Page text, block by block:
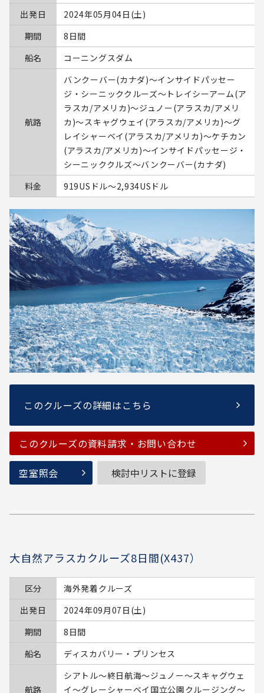
出発日
2024年05月04日(土)
期間
8日間
船名
コーニングスダム
航路
バンクーバー(カナダ)～インサイドパッセー
ジ・シーニッククルーズ～トレイシーアーム(ア
ラスカ/アメリカ)～ジュノー(アラスカ/アメリ
カ)～スキャグウェイ(アラスカ/アメリカ)～グ
レイシャーベイ(アラスカ/アメリカ)～ケチカン
(アラスカ/アメリカ)～インサイドパッセージ・
シーニッククルズ～バンクーバー(カナダ)
料金
919USドル〜2,934USドル
このクルーズの詳細はこちら
このクルーズの資料請求・お問い合わせ
空室照会 検討中リストに登録
大自然アラスカクルーズ8日間(X437）
区分
海外発着クルーズ
出発日
2024年09月07日(土)
期間
8日間
船名
ディスカバリー・プリンセス
航路
シアトル～終日航海～ジュノー～スキャグウェ
イ～グレーシャーベイ国立公園クルージング～